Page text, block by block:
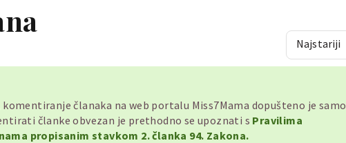
Najstariji
članaka na web portalu Miss7Mama dopušteno je samo
članke obvezan je prethodno se upoznati s Pravilima
propisanim stavkom 2. članka 94. Zakona.